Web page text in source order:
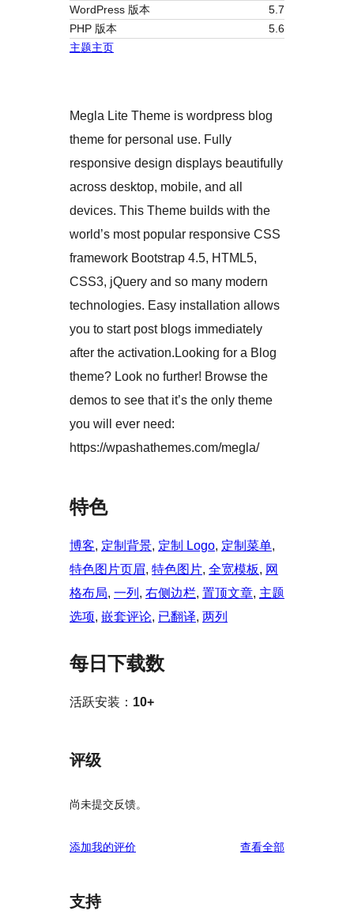
WordPress 版本
5.7
PHP 版本
5.6
主题主页
Megla Lite Theme is wordpress blog
theme for personal use. Fully
responsive design displays beautifully
across desktop, mobile, and all
devices. This Theme builds with the
world’s most popular responsive CSS
framework Bootstrap 4.5, HTML5,
CSS3, jQuery and so many modern
technologies. Easy installation allows
you to start post blogs immediately
after the activation.Looking for a Blog
theme? Look no further! Browse the
demos to see that it’s the only theme
you will ever need:
https://wpashathemes.com/megla/
特色
博客, 定制背景, 定制 Logo, 定制菜单
特色图片页眉, 特色图片, 全宽模板, 网
格布局, 一列 , 右侧边栏, 置顶文章, 主题
选项, 嵌套评论, 已翻译, 两列
每日下载数
活跃安装： 10+
评级
尚未提交反馈。
添加我的评价 查看全部评
支持